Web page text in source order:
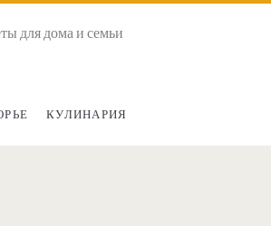
для дома и семьи
КУЛИНАРИЯ